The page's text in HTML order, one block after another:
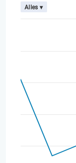
Alles ▾